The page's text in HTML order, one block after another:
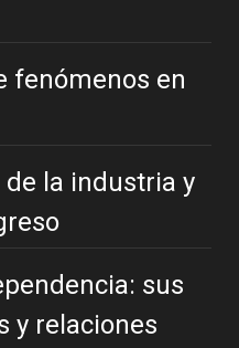
fenómenos en
la industria y
sus
y relaciones